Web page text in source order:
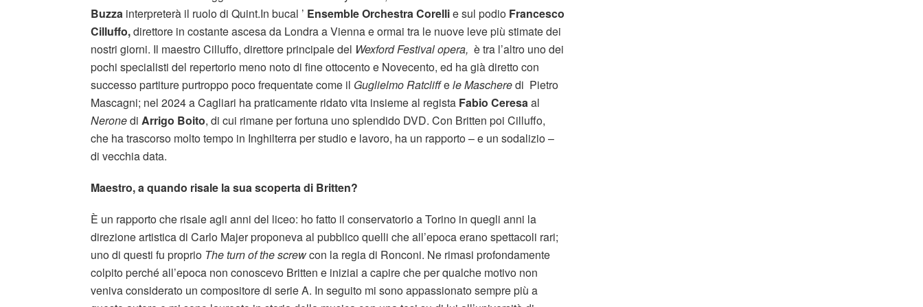
Buzza interpreterà il ruolo di Quint.In bucal ’ Ensemble Orchestra Corellie sul podio Francesco
Cilluffo,direttore in costante ascesa da Londra a Vienna e ormai tra le nuove leve più stimate dei
nostri giorni. Il maestro Cilluffo, direttore principale del Wexford Festival opera, è tra l’altro uno dei
pochi specialisti del repertorio meno noto di fine ottocento e Novecento, ed ha già diretto con
successo partiture purtroppo poco frequentate come il Guglielmo Ratcliffele Mascheredi Pietro
Mascagni; nel 2024 a Cagliari ha praticamente ridato vita insieme al regista Fabio Ceresaal
Neronedi Arrigo Boito, di cui rimane per fortuna uno splendido DVD. Con Britten poi Cilluffo,
che ha trascorso molto tempo in Inghilterra per studio e lavoro, ha un rapporto – e un sodalizio –
di vecchia data.
Maestro, a quando risale la sua scoperta di Britten?
È un rapporto che risale agli anni del liceo: ho fatto il conservatorio a Torino in quegli anni la
direzione artistica di Carlo Majer proponeva al pubblico quelli che all’epoca erano spettacoli rari;
uno di questi fu proprio The turn of the screwcon la regia di Ronconi. Ne rimasi profondamente
colpito perché all’epoca non conoscevo Britten e iniziai a capire che per qualche motivo non
veniva considerato un compositore di serie A. In seguito mi sono appassionato sempre più a